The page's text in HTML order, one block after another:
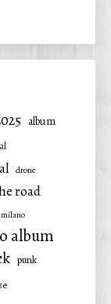
album
drone
road
milano
album
punk